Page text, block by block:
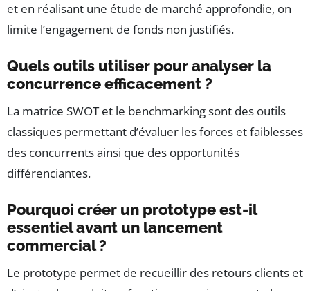
et en réalisant une étude de marché approfondie, on
limite l’engagement de fonds non justifiés.
Quels outils utiliser pour analyser la
concurrence efficacement ?
La matrice SWOT et le benchmarking sont des outils
classiques permettant d’évaluer les forces et faiblesses
des concurrents ainsi que des opportunités
différenciantes.
Pourquoi créer un prototype est-il
essentiel avant un lancement
commercial ?
Le prototype permet de recueillir des retours clients et